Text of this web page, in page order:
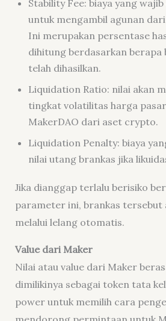
Stability Fee: biaya yang
untuk mengambil agunan
Ini merupakan persentase
dihitung berdasarkan berapa
telah dihasilkan.
Liquidation Ratio: nilai akan
tingkat volatilitas harga
MakerDAO dari aset crypto.
Liquidation Penalty: biaya
nilai utang brankas jika
Jika dianggap terlalu berisiko
parameter ini, brankas tersebut
melalui lelang otomatis.
Value dari Maker
Nilai atau value dari Maker
dimilikinya sebagai token tata
power untuk memilih cara